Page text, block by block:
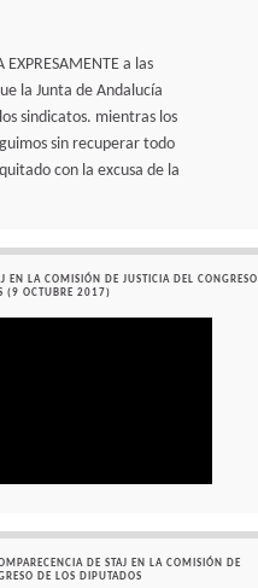
EXPRESAMENTE a las
la Junta de Andalucía
sindicatos. mientras los
sin recuperar todo
con la excusa de la
EN LA COMISIÓN DE JUSTICIA DEL CONGRESO
(9 OCTUBRE 2017)
DE STAJ EN LA COMISIÓN DE
DE LOS DIPUTADOS